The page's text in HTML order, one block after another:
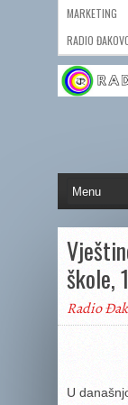
MARKETING
RADIO
škole,
Radio
U